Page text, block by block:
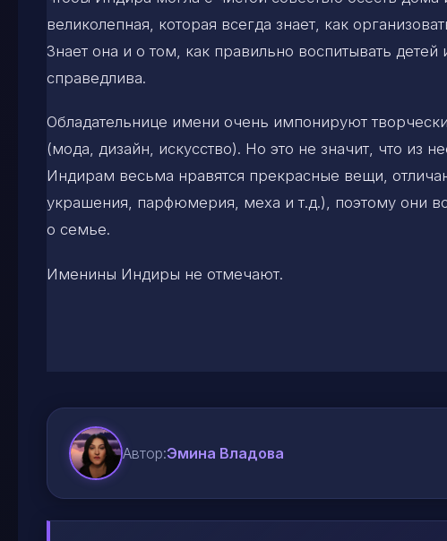
великолепная, которая всегда знает, как
Знает она и о том, как правильно воспитывать
справедлива.
Обладательнице имени очень импонируют
(мода, дизайн, искусство). Но это не значит, что из
Индирам весьма нравятся прекрасные вещи,
украшения, парфюмерия, меха и т.д.), поэтому они
о семье.
Именины Индиры не отмечают.
Автор:Эмина Владова